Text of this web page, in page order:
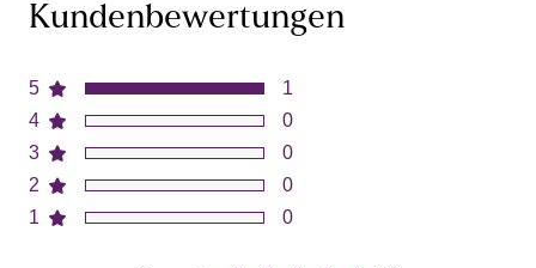
Kundenbewertungen
5
4
3
2
1
1
0
0
0
0